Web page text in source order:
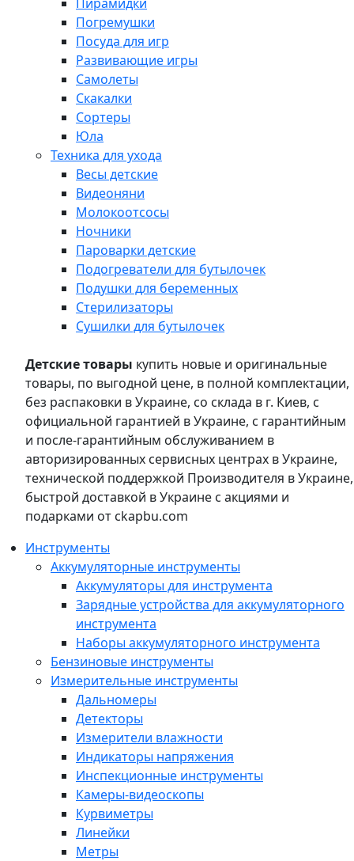
Погремушки
Посуда для игр
Развивающие игры
Самолеты
Скакалки
Сортеры
Юла
Техника для ухода
Весы детские
Видеоняни
Молокоотсосы
Ночники
Пароварки детские
Подогреватели для бутылочек
Подушки для беременных
Стерилизаторы
Сушилки для бутылочек
Детские товары купить новые и оригинальные
товары, по выгодной цене, в полной комплектации,
без распаковки в Украине, со склада в г. Киев, с
официальной гарантией в Украине, с гарантийным
и после-гарантийным обслуживанием в
авторизированных сервисных центрах в Украине,
технической поддержкой Производителя в Украине,
быстрой доставкой в Украине с акциями и
подарками от ckapbu.com
Инструменты
Аккумуляторные инструменты
Аккумуляторы для инструмента
Зарядные устройства для аккумуляторного
инструмента
Наборы аккумуляторного инструмента
Бензиновые инструменты
Измерительные инструменты
Дальномеры
Детекторы
Измерители влажности
Индикаторы напряжения
Инспекционные инструменты
Камеры-видеоскопы
Курвиметры
Линейки
Метры